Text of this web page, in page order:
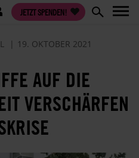
JETZT SPENDEN!
19. OKTOBER 2021
AUF DIE
VERSCHÄRFEN